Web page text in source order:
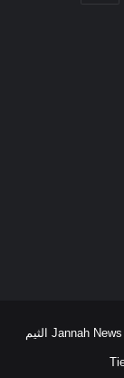
Jannah News الثيم